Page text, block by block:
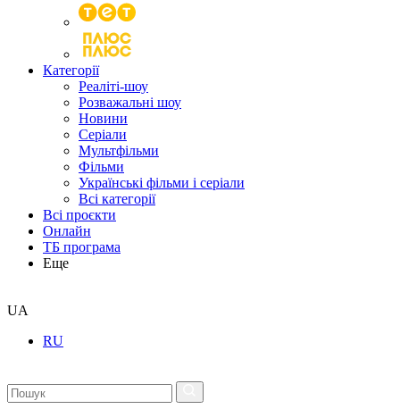
Категорії
Реаліті-шоу
Розважальні шоу
Новини
Серіали
Мультфільми
Фільми
Українські фільми і серіали
Всі категорії
Всі проєкти
Онлайн
ТБ програма
Еще
UA
RU